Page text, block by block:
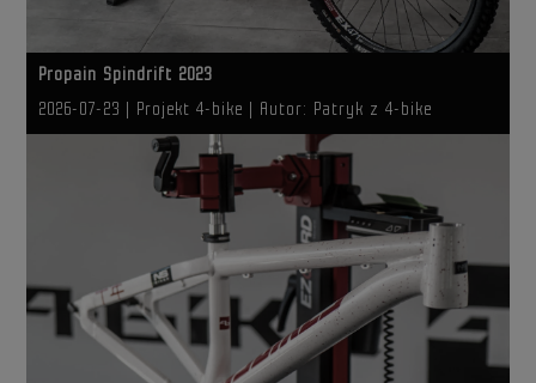
Propain Spindrift 2023
2026-07-23 | Projekt 4-bike | Autor: Patryk z 4-bike